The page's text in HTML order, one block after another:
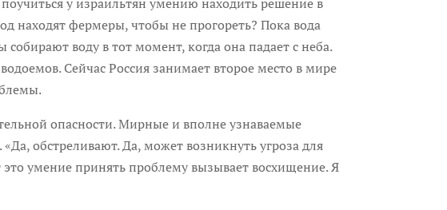
находят фермеры, чтобы не прогореть? Пока вода
воду в тот момент, когда она падает с неба.
Сейчас Россия занимает второе место в мире
опасности. Мирные и вполне узнаваемые
обстреливают. Да, может возникнуть угроза для
умение принять проблему вызывает восхищение. Я